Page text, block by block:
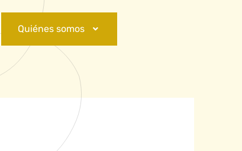
Quiénes somos